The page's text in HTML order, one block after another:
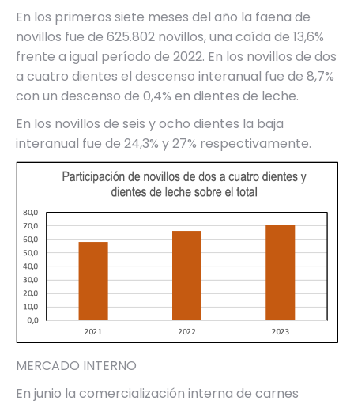
En los primeros siete meses del año la faena de
novillos fue de 625.802 novillos, una caída de 13,6%
frente a igual período de 2022. En los novillos de dos
a cuatro dientes el descenso interanual fue de 8,7%
con un descenso de 0,4% en dientes de leche.
En los novillos de seis y ocho dientes la baja
interanual fue de 24,3% y 27% respectivamente.
MERCADO INTERNO
En junio la comercialización interna de carnes